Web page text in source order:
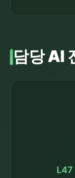
담당 AI
L47